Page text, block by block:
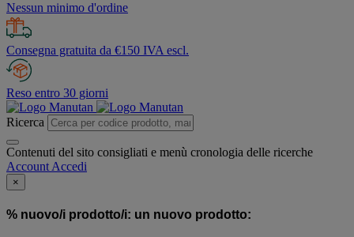
Nessun minimo d'ordine
Consegna gratuita da €150 IVA escl.
Reso entro 30 giorni
Ricerca
Contenuti del sito consigliati e menù cronologia delle ricerche
Account Accedi
×
% nuovo/i prodotto/i: un nuovo prodotto: